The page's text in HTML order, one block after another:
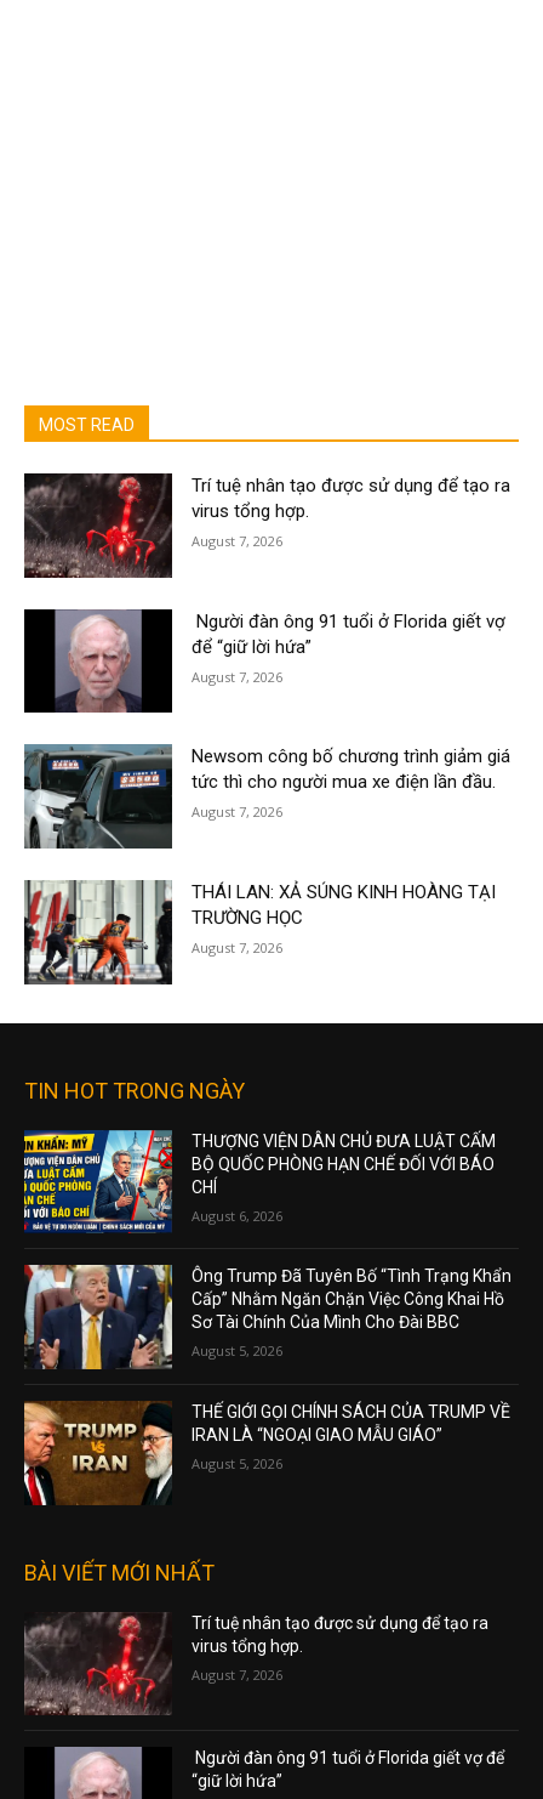
MOST READ
Trí tuệ nhân tạo được sử dụng để tạo ra
virus tổng hợp.
August 7, 2026
Người đàn ông 91 tuổi ở Florida giết vợ
để “giữ lời hứa”
August 7, 2026
Newsom công bố chương trình giảm giá
tức thì cho người mua xe điện lần đầu.
August 7, 2026
THÁI LAN: XẢ SÚNG KINH HOÀNG TẠI
TRƯỜNG HỌC
August 7, 2026
TIN HOT TRONG NGÀY
THƯỢNG VIỆN DÂN CHỦ ĐƯA LUẬT CẤM
BỘ QUỐC PHÒNG HẠN CHẾ ĐỐI VỚI BÁO
CHÍ
August 6, 2026
Ông Trump Đã Tuyên Bố “Tình Trạng Khẩn
Cấp” Nhằm Ngăn Chặn Việc Công Khai Hồ
Sơ Tài Chính Của Mình Cho Đài BBC
August 5, 2026
THẾ GIỚI GỌI CHÍNH SÁCH CỦA TRUMP VỀ
IRAN LÀ “NGOẠI GIAO MẪU GIÁO”
August 5, 2026
BÀI VIẾT MỚI NHẤT
Trí tuệ nhân tạo được sử dụng để tạo ra
virus tổng hợp.
August 7, 2026
Người đàn ông 91 tuổi ở Florida giết vợ để
“giữ lời hứa”